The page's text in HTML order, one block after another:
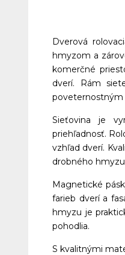
Dverová
hmyzom a
komerčné
dverí. Rám
poveternostným
Sieťovina je
priehľadnosť.
vzhľad dverí.
drobného
Magnetické
farieb dverí a
hmyzu je
pohodlia.
S kvalitnými